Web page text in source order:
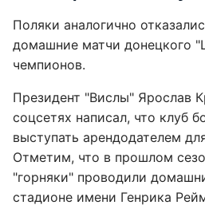
Поляки аналогично
домашние матчи донецкого
чемпионов.
Президент "Вислы" Ярослав
соцсетях написал, что клуб
выступать арендодателем
Отметим, что в прошлом
"горняки" проводили
стадионе имени Генрика